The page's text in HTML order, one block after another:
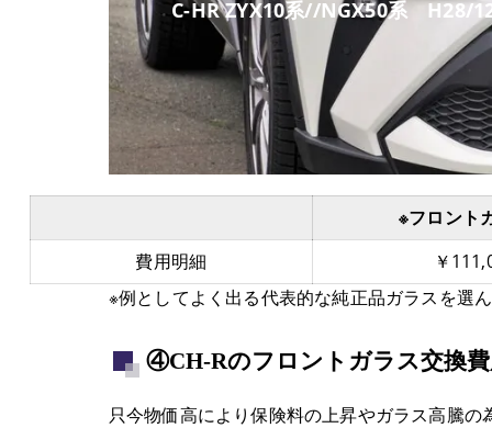
C-HR ZYX10系//NGX50系 H28/
※フロント
費用明細
￥
※例としてよく出る代表的な純正品ガラスを選ん
④CH-Rのフロントガラス交換
只今物価高により保険料の上昇やガラス高騰